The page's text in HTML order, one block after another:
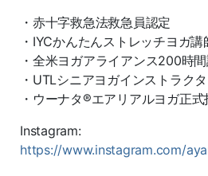
・赤十字救急法救急員認定
・IYCかんたんストレッチヨガ講
・全米ヨガアライアンス200時
・UTLシニアヨガインストラク
・ウーナタ®エアリアルヨガ正
Instagram:
https://www.instagram.com/